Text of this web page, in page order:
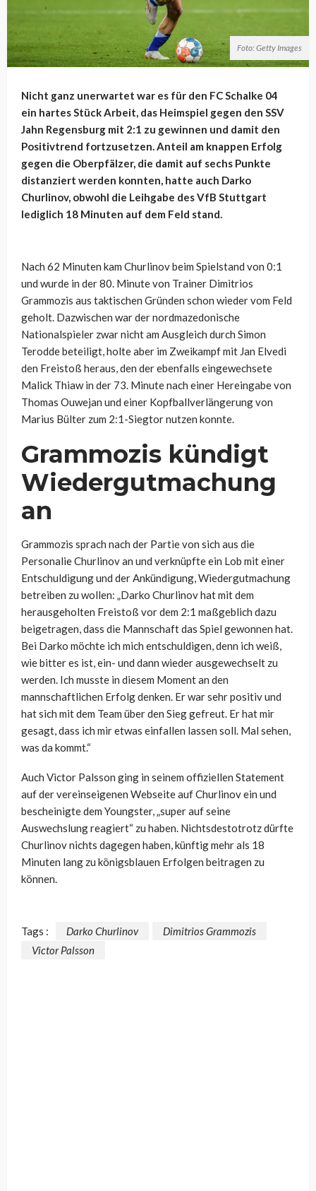
Foto: Getty Images
Nicht ganz unerwartet war es für den FC Schalke 04
ein hartes Stück Arbeit, das Heimspiel gegen den SSV
Jahn Regensburg mit 2:1 zu gewinnen und damit den
Positivtrend fortzusetzen. Anteil am knappen Erfolg
gegen die Oberpfälzer, die damit auf sechs Punkte
distanziert werden konnten, hatte auch Darko
Churlinov, obwohl die Leihgabe des VfB Stuttgart
lediglich 18 Minuten auf dem Feld stand.
Nach 62 Minuten kam Churlinov beim Spielstand von 0:1
und wurde in der 80. Minute von Trainer Dimitrios
Grammozis aus taktischen Gründen schon wieder vom Feld
geholt. Dazwischen war der nordmazedonische
Nationalspieler zwar nicht am Ausgleich durch Simon
Terodde beteiligt, holte aber im Zweikampf mit Jan Elvedi
den Freistoß heraus, den der ebenfalls eingewechsete
Malick Thiaw in der 73. Minute nach einer Hereingabe von
Thomas Ouwejan und einer Kopfballverlängerung von
Marius Bülter zum 2:1-Siegtor nutzen konnte.
Grammozis kündigt
Wiedergutmachung
an
Grammozis sprach nach der Partie von sich aus die
Personalie Churlinov an und verknüpfte ein Lob mit einer
Entschuldigung und der Ankündigung, Wiedergutmachung
betreiben zu wollen: „Darko Churlinov hat mit dem
herausgeholten Freistoß vor dem 2:1 maßgeblich dazu
beigetragen, dass die Mannschaft das Spiel gewonnen hat.
Bei Darko möchte ich mich entschuldigen, denn ich weiß,
wie bitter es ist, ein- und dann wieder ausgewechselt zu
werden. Ich musste in diesem Moment an den
mannschaftlichen Erfolg denken. Er war sehr positiv und
hat sich mit dem Team über den Sieg gefreut. Er hat mir
gesagt, dass ich mir etwas einfallen lassen soll. Mal sehen,
was da kommt.“
Auch Victor Palsson ging in seinem offiziellen Statement
auf der vereinseigenen Webseite auf Churlinov ein und
bescheinigte dem Youngster, „super auf seine
Auswechslung reagiert“ zu haben. Nichtsdestotrotz dürfte
Churlinov nichts dagegen haben, künftig mehr als 18
Minuten lang zu königsblauen Erfolgen beitragen zu
können.
Tags : Darko Churlinov
Dimitrios Grammozis
Victor Palsson